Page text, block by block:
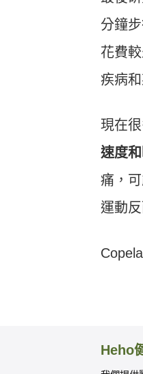
分鐘
花費
疾病
現在
速度
痛，
運動
Heho